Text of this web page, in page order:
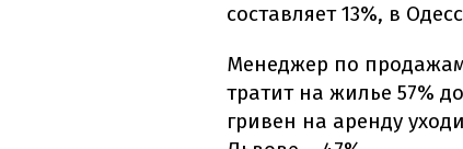
составляет 13%, в
Менеджер по
тратит на жилье 57%
гривен на аренду